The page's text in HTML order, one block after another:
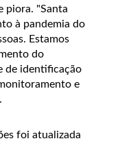
piora. "Santa
à pandemia do
Estamos
do
de identificação
e
foi atualizada